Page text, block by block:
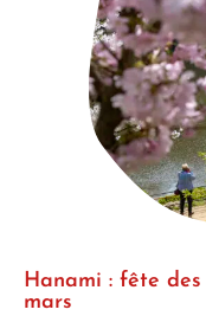
Hanami : fête des
mars